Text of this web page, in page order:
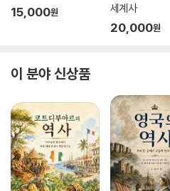
15,000원
세계사
20,000원
이 분야 신상품